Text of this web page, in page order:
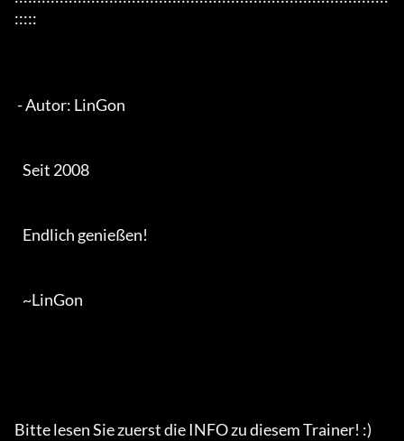
:::::
Bitte lesen Sie zuerst die INFO zu diesem Trainer! :)